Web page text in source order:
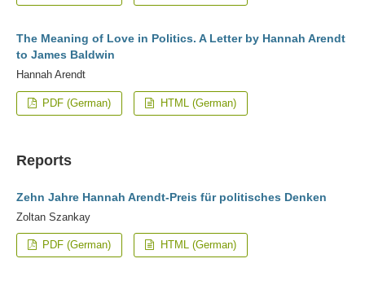
The Meaning of Love in Politics. A Letter by Hannah Arendt
to James Baldwin
Hannah Arendt
PDF (German) HTML (German)
Reports
Zehn Jahre Hannah Arendt-Preis für politisches Denken
Zoltan Szankay
PDF (German) HTML (German)